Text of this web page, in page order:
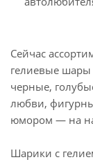
Сейчас
гелиевые шары
черные,
любви,
юмором — на
Шарики с